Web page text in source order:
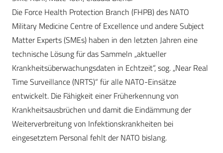
Die Force Health Protection Branch (FHPB) des NATO
Military Medicine Centre of Excellence und andere Subject
Matter Experts (SMEs) haben in den letzten Jahren eine
technische Lösung für das Sammeln „aktueller
Krankheitsüberwachungsdaten in Echtzeit“, sog. „Near Real
Time Surveillance (NRTS)“ für alle NATO-Einsätze
entwickelt. Die Fähigkeit einer Früherkennung von
Krankheitsausbrüchen und damit die Eindämmung der
Weiterverbreitung von Infektionskrankheiten bei
eingesetztem Personal fehlt der NATO bislang.